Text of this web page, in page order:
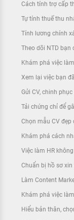
Cách tính trợ cấp
Tự tính thuế thu
Tính lương chính
Theo dõi NTD bạn
Khám phá việc
Xem lại việc bạn
Gửi CV, chinh
Tải chứng chỉ để
Chọn mẫu CV đẹp
Khám phá cách
Việc làm HR
Chuẩn bị hồ sơ
Làm Content
Khám phá việc
Hiểu bản thân,